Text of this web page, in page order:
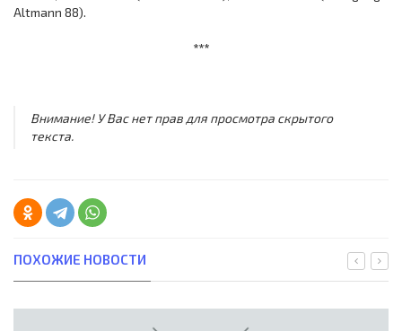
Altmann 88).
***
Внимание! У Вас нет прав для просмотра скрытого
текста.
ПОХОЖИЕ НОВОСТИ